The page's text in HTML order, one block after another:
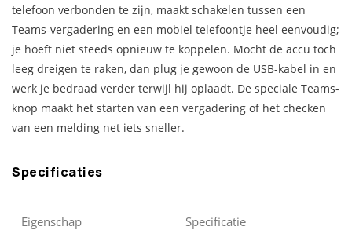
telefoon verbonden te zijn, maakt schakelen tussen een
Teams-vergadering en een mobiel telefoontje heel eenvoudig;
je hoeft niet steeds opnieuw te koppelen. Mocht de accu toch
leeg dreigen te raken, dan plug je gewoon de USB-kabel in en
werk je bedraad verder terwijl hij oplaadt. De speciale Teams-
knop maakt het starten van een vergadering of het checken
van een melding net iets sneller.
Specificaties
Eigenschap Specificatie